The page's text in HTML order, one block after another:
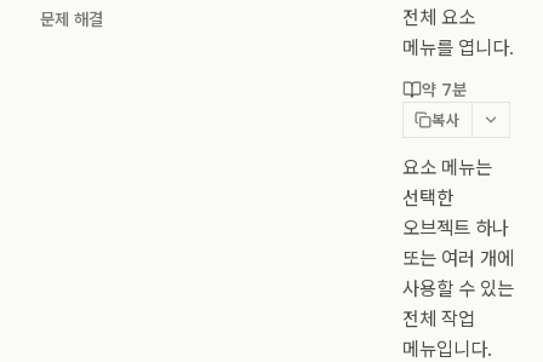
문제 해결
전체 요소
메뉴를 엽니다.
약 7분
복사
요소 메뉴는
선택한
오브젝트 하나
또는 여러 개에
사용할 수 있는
전체 작업
메뉴입니다.